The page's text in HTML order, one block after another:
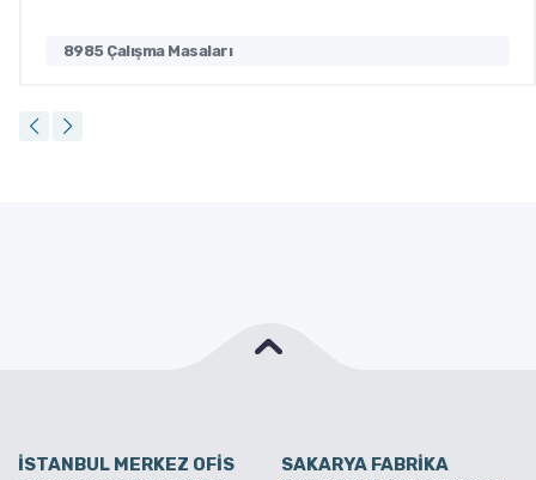
8985 Çalışma Masaları
İSTANBUL MERKEZ OFİS SAKARYA FABRİKA